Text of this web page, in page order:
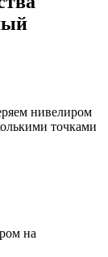
нивелиром
точками
на